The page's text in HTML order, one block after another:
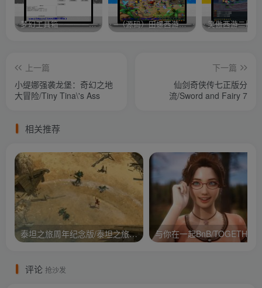
梦幻工具箱————-免费 –（源码）田螺西游9.0 假人摆摊18门派飞升渡劫化圣助战最新BB谛听…. 笑傲西游二版-
上一篇
小缇娜强袭龙堡：奇幻之地
大冒险/Tiny Tina\'s Ass
下一篇
仙剑奇侠传七正版分
流/Sword and Fairy 7
相关推荐
泰坦之旅周年纪念版/泰坦之旅：不朽王座/Titan Quest Anniversary Edition
评论 抢沙发